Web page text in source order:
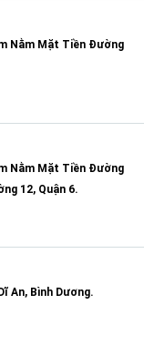
Nằm Mặt Tiền Đường
Nằm Mặt Tiền Đường
12, Quận 6.
An, Bình Dương.